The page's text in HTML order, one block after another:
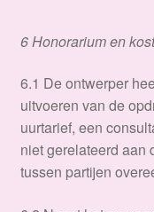
6 Honorarium en
​6.1 De ontwerper
uitvoeren van de
uurtarief, een
niet gerelateerd aan
tussen partijen